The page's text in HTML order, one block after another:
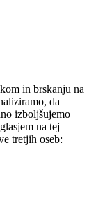
in brskanju na
da
izboljšujemo
na tej
tretjih oseb: